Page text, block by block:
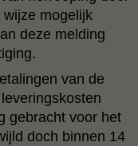
mogelijk
deze melding
van de
gebracht voor het
doch binnen 14